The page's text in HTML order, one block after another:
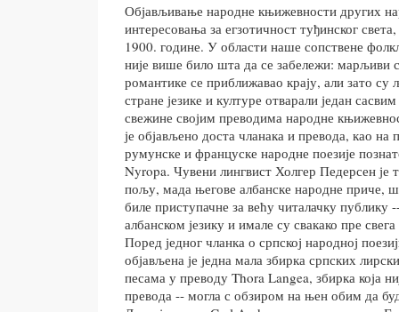
Објављивање народне књижевности других
интересовања за егзотичност туђинског света,
1900. године. У области наше сопствене
није више било шта да се забележи: марљиви
романтике се приближавао крају, али зато су
стране језике и културе отварали један
свежине својим преводима народне
је објављено доста чланака и превода, као на
румунске и француске народне поезије
Nyropa. Чувени лингвист Холгер Педерсен је
пољу, мада његове албанске народне приче,
биле приступачне за већу читалачку
албанском језику и имале су свакако пре
Поред једног чланка о српској народној
објављена је једна мала збирка српских
песама у преводу Thora Langea, збирка која
превода -- могла с обзиром на њен обим да